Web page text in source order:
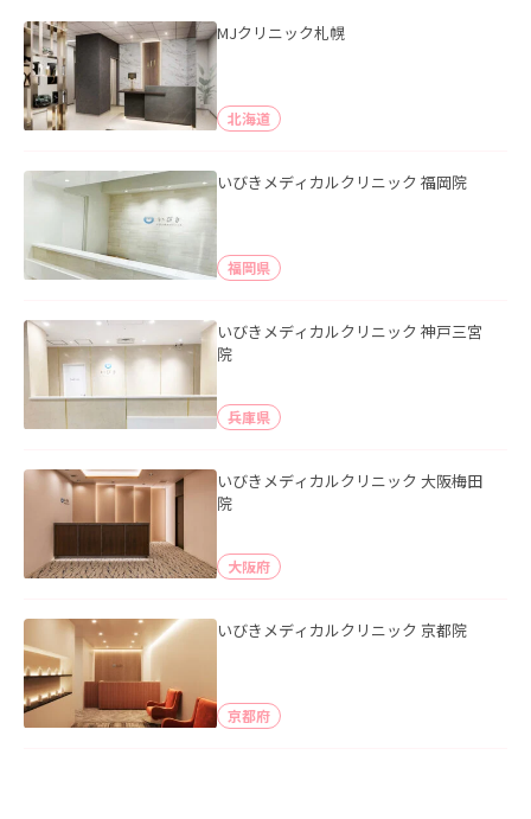
MJクリニック札幌
北海道
いびきメディカルクリニック 福岡院
福岡県
いびきメディカルクリニック 神戸三宮
院
兵庫県
いびきメディカルクリニック 大阪梅田
院
大阪府
いびきメディカルクリニック 京都院
京都府